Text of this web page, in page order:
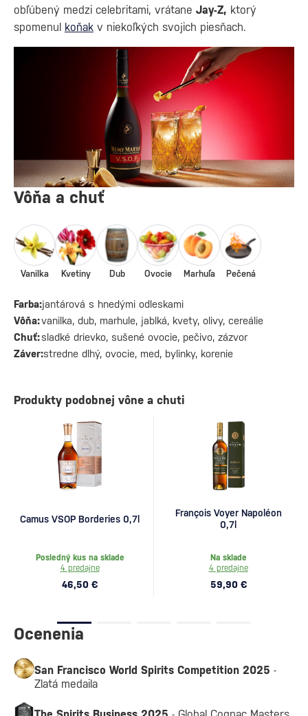
obľúbený medzi celebritami, vrátane Jay-Z, ktorý
spomenul koňak v niekoľkých svojich piesňach.
Vôňa a chuť
Farba:jantárová s hnedými odleskami
Vôňa:vanilka, dub, marhule, jablká, kvety, olivy, cereálie
Chuť:sladké drievko, sušené ovocie, pečivo, zázvor
Záver:stredne dlhý, ovocie, med, bylinky, korenie
Vanilka Kvetiny Dub Ovocie Marhuľa Pečená
Produkty podobnej vône a chuti
Camus VSOP Borderies 0,7l
Posledný kus na sklade
4 predajne
46,50 €
François Voyer Napoléon
0,7l
Na sklade
4 predajne
59,90 €
Ocenenia
San Francisco World Spirits Competition 2025 -
Zlatá medaila